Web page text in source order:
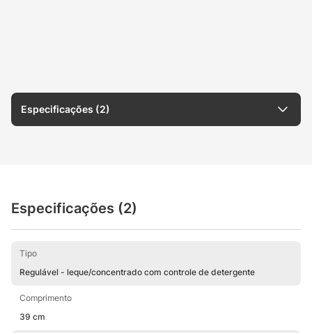
Especificações (2)
Especificações (2)
Tipo
Regulável - leque/concentrado com controle de detergente
Comprimento
39 cm